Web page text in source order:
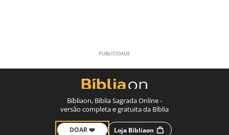
Bíbliaon, Bíblia Sagrada Online -
versão completa e gratuita da Bíblia
DOAR ❤️ Loja Bíbliaon